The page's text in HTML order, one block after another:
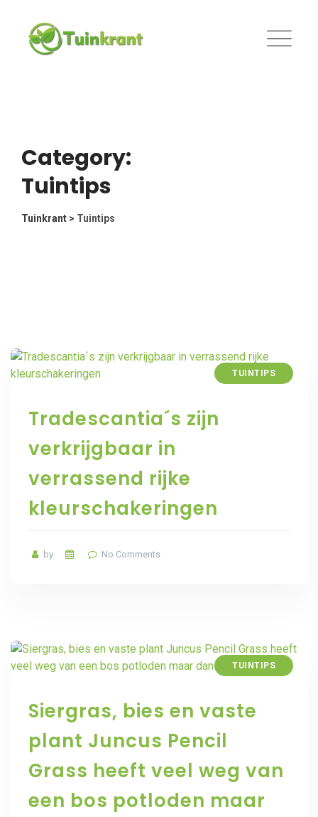
content
Category:
Tuintips
Tuinkrant > Tuintips
TUINTIPS
Tradescantia´s zijn
verkrijgbaar in
verrassend rijke
kleurschakeringen
by No Comments
TUINTIPS
Siergras, bies en vaste
plant Juncus Pencil
Grass heeft veel weg van
een bos potloden maar